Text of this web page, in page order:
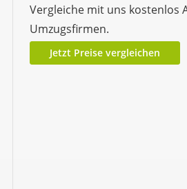
Vergleiche mit uns kostenlos
Umzugsfirmen.
Jetzt Preise vergleichen